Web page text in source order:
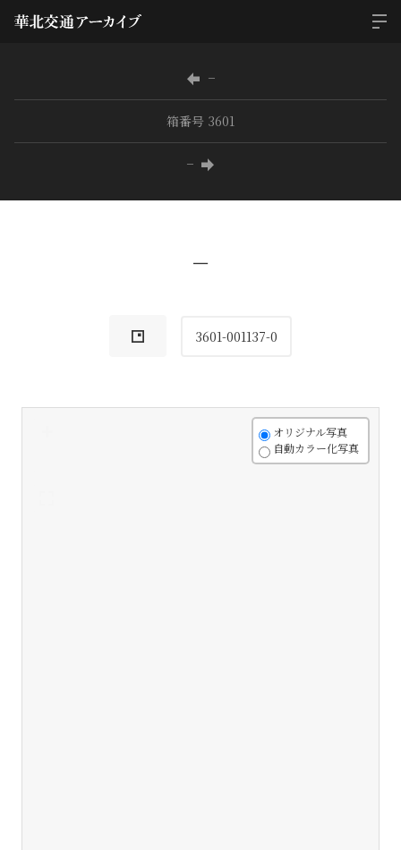
−
箱番号 3601
−
−
3601-001137-0
オリジナル写真
自動カラー化写真